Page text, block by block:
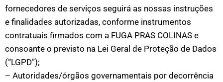
fornecedores de serviços seguirá as nossas instruções
e finalidades autorizadas, conforme instrumentos
contratuais firmados com a FUGA PRAS COLINAS e
consoante o previsto na Lei Geral de Proteção de Dados
(“LGPD”);
– Autoridades/órgãos governamentais por decorrência